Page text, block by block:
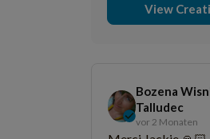
View
Bozena
Talludec
vor 2 Monaten